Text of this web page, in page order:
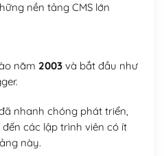
nền tảng CMS lớn
năm 2003và bắt đầu như
nhanh chóng phát triển,
các lập trình viên có ít
này.